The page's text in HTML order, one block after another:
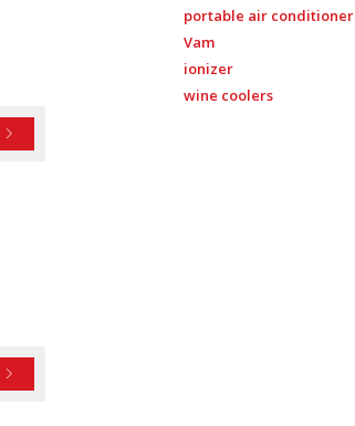
portable air conditioner
Vam
ionizer
wine coolers